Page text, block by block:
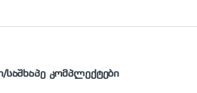
საშხაპე კომპლექტები